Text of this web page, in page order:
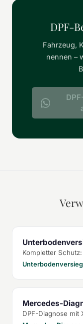
DPF-
Fahrzeug,
nennen –
Kompletter
Mercedes-
DPF-Diagnose mit